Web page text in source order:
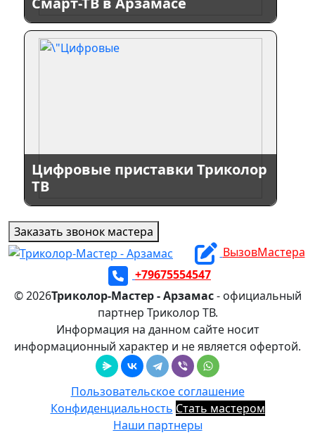
Цифровые приставки Триколор
ТВ
Заказать звонок мастера
ВызовМастера
+79675554547
© 2026Триколор-Мастер - Арзамас- официальный
партнер Триколор ТВ.
Информация на данном сайте носит
информационный характер и не является офертой.
Пользовательское соглашение
Конфиденциальность Стать мастером
Наши партнеры